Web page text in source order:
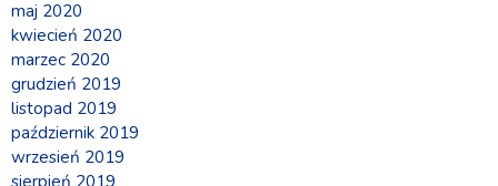
maj 2020
kwiecień 2020
marzec 2020
grudzień 2019
listopad 2019
październik 2019
wrzesień 2019
sierpień 2019